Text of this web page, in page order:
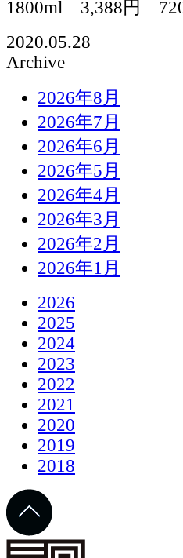
1800ml 3,388円
2020.05.28
Archive
2026年8月
2026年7月
2026年6月
2026年5月
2026年4月
2026年3月
2026年2月
2026年1月
2026
2025
2024
2023
2022
2021
2020
2019
2018